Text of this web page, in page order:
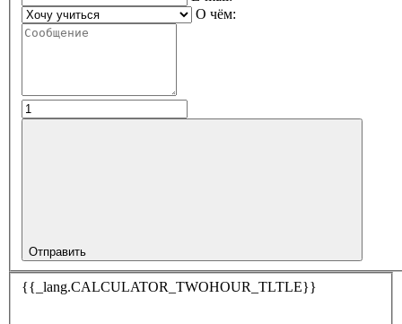
О чём:
Отправить
{{_lang.CALCULATOR_TWOHOUR_TLTLE}}